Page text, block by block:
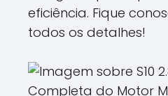
eficiência. Fique
todos os detalhes!